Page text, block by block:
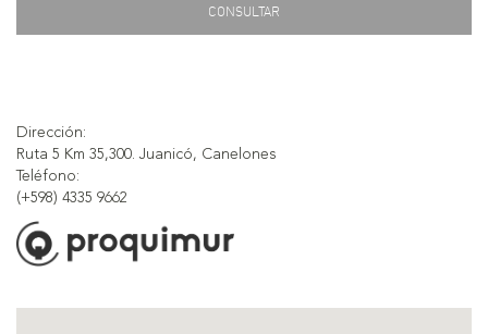
CONSULTAR
Dirección:
Ruta 5 Km 35,300. Juanicó, Canelones
Teléfono:
(+598) 4335 9662